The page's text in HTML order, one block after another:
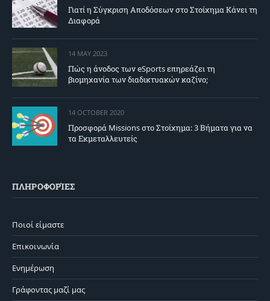
Γιατί η Σύγκριση Αποδόσεων στο Στοίχημα Κάνει τη
Διαφορά
14 MAY 2023
Πώς η άνοδος των eSports επηρεάζει τη
βιομηχανία των διαδικτυακών καζίνο;
14 OCTOBER 2020
Προσφορά Missions στο Στοίχημα: 3 Βήματα για να
τα Εκμεταλλευτείς
ΠΛΗΡΟΦΟΡΊΕΣ
Ποιοί είμαστε
Επικοινωνία
Ενημέρωση
Γράφοντας μαζί μας